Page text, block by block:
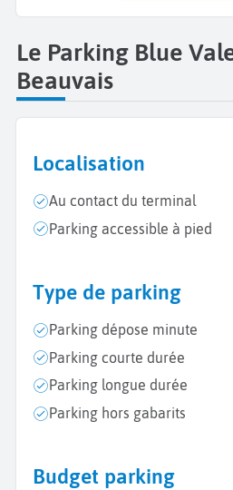
Le Parking Blue
Beauvais
Localisation
Au contact du terminal
Parking accessible à pied
Type de parking
Parking dépose minute
Parking courte durée
Parking longue durée
Parking hors gabarits
Budget parking